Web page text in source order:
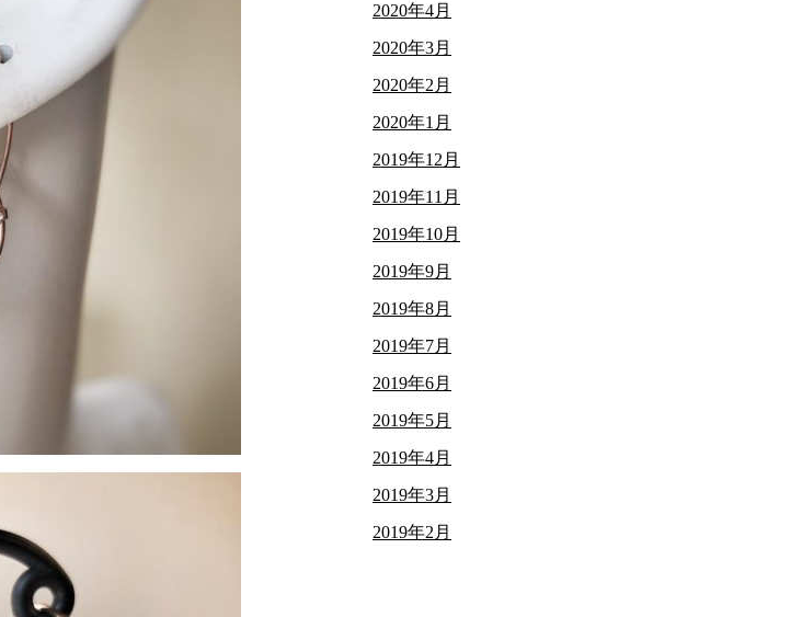
2020年4月
2020年3月
2020年2月
2020年1月
2019年12月
2019年11月
2019年10月
2019年9月
2019年8月
2019年7月
2019年6月
2019年5月
2019年4月
2019年3月
2019年2月